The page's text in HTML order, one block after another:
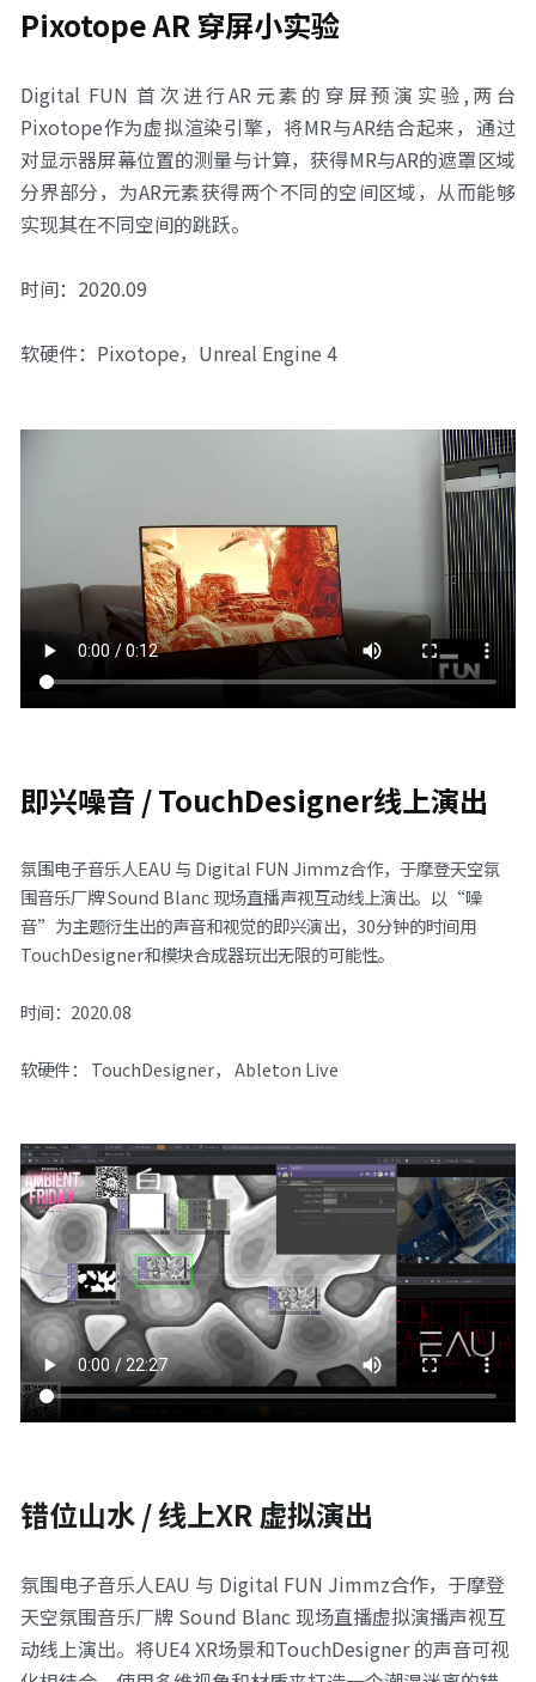
Pixotope AR 穿屏小实验
Digital FUN 首次进行AR元素的穿屏预演实验,两台
Pixotope作为虚拟渲染引擎，将MR与AR结合起来，通过
对显示器屏幕位置的测量与计算，获得MR与AR的遮罩区域
分界部分，为AR元素获得两个不同的空间区域，从而能够
实现其在不同空间的跳跃。
时间：2020.09
软硬件：Pixotope，Unreal Engine 4
即兴噪音 / TouchDesigner线上演出
氛围电子音乐人EAU 与 Digital FUN Jimmz合作，于摩登天空氛
围音乐厂牌 Sound Blanc 现场直播声视互动线上演出。以“噪
音”为主题衍生出的声音和视觉的即兴演出，30分钟的时间用
TouchDesigner和模块合成器玩出无限的可能性。
时间：2020.08
软硬件： TouchDesigner， Ableton Live
错位山水 / 线上XR 虚拟演出
氛围电子音乐人EAU 与 Digital FUN Jimmz合作，于摩登
天空氛围音乐厂牌 Sound Blanc 现场直播虚拟演播声视互
动线上演出。将UE4 XR场景和TouchDesigner 的声音可视